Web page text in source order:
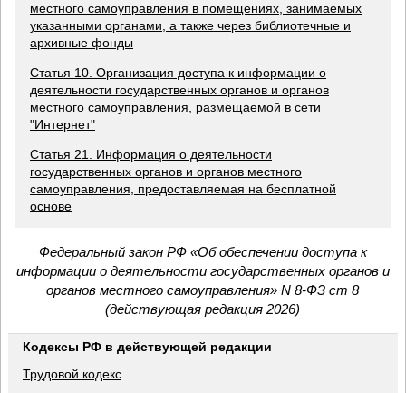
местного самоуправления в помещениях, занимаемых
указанными органами, а также через библиотечные и
архивные фонды
Статья 10. Организация доступа к информации о
деятельности государственных органов и органов
местного самоуправления, размещаемой в сети
"Интернет"
Статья 21. Информация о деятельности
государственных органов и органов местного
самоуправления, предоставляемая на бесплатной
основе
Федеральный закон РФ «Об обеспечении доступа к
информации о деятельности государственных органов и
органов местного самоуправления» N 8-ФЗ ст 8
(действующая редакция 2026)
Кодексы РФ в действующей редакции
Трудовой кодекс